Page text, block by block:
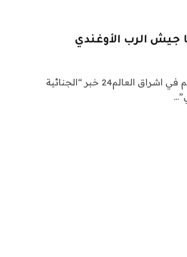
جيش الرب الأوغندي
اشراق العالم 24 متابعات عالمية عاجلة: نقدم لكم في اشراق العالم24 خبر “الجنائية